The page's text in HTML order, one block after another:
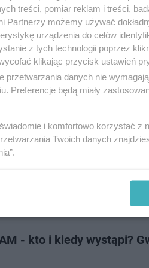
gwiazdy, jak Edyta Górniak, Maryla
że w trakcie ich trwania bardzo łatwo
jej nadawcy. Wielokrotnie byliśmy
- kto i kiedy wystąpi?
treści, pomiar reklam i treści,
Partnerzy możemy używać
urządzenia do celów
z tych technologii poprzez
klikając przycisk ustawień
przetwarzania danych nie
Preferencje będą miały
i komfortowo korzystać z
Twoich danych